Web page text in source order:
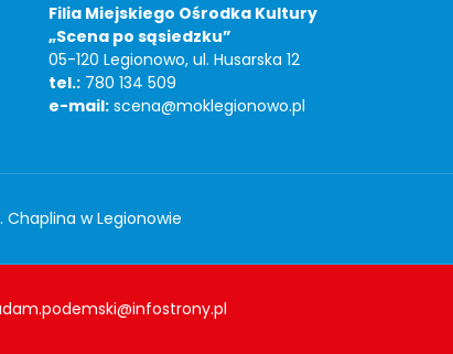
Filia Miejskiego Ośrodka Kultury
„Scena po sąsiedzku”
05-120 Legionowo, ul. Husarska 12
tel.: 780 134 509
e-mail: scena@moklegionowo.pl
Chaplina w Legionowie